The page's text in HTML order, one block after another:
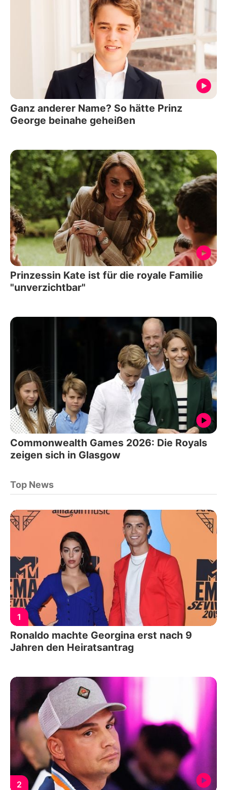
Ganz anderer Name? So hätte Prinz
George beinahe geheißen
Prinzessin Kate ist für die royale Familie
"unverzichtbar"
Commonwealth Games 2026: Die Royals
zeigen sich in Glasgow
Top News
1
Ronaldo machte Georgina erst nach 9
Jahren den Heiratsantrag
2